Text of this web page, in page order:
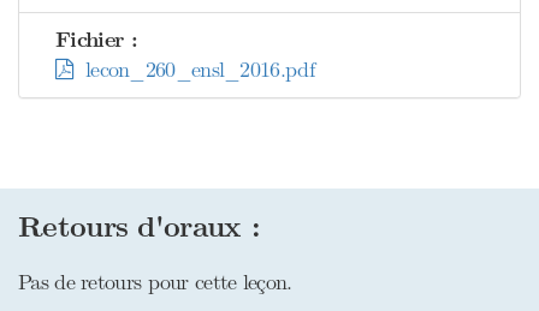
Fichier :
lecon_260_ensl_2016.pdf
Retours d'oraux :
Pas de retours pour cette leçon.